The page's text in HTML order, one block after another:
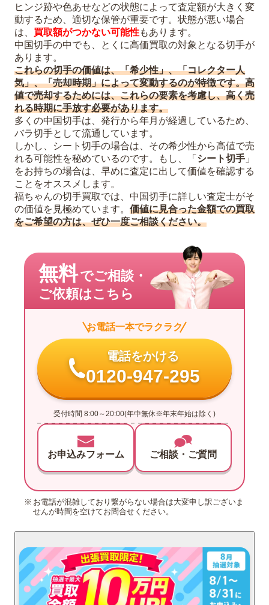
ヒンジ跡や色あせなどの状態によって査定額が大きく変
動するため、適切な保管が重要です。状態が悪い場合
は、 買取額がつかない可能性もあります。
中国切手の中でも、とくに高価買取の対象となる切手が
あります。
これらの切手の価値は、「希少性」、「コレクター人
気」、「売却時期」によって変動するのが特徴です。高
値で売却するためには、これらの要素を考慮し、高く売
れる時期に手放す必要があります。
多くの中国切手は、発行から年月が経過しているため、
バラ切手として流通しています。
しかし、シート切手の場合は、その希少性から高値で売
れる可能性を秘めているのです。もし、「 シート切手 」
をお持ちの場合は、早めに査定に出して価値を確認する
ことをオススメします。
福ちゃんの切手買取では、中国切手に詳しい査定士がそ
の価値を見極めています。 価値に見合った金額での買取
をご希望の方は、ぜひ一度ご相談ください。
無料でご相談・
ご依頼はこちら
お電話一本でラクラク
電話をかける
0120-947-295
受付時間 8:00～20:00(年中無休※年末年始は除く)
お申込みフォーム ご相談・ご質問
お電話が混雑しており繋がらない場合は大変申し訳ございま
せんが時間を空けてお問合せください。